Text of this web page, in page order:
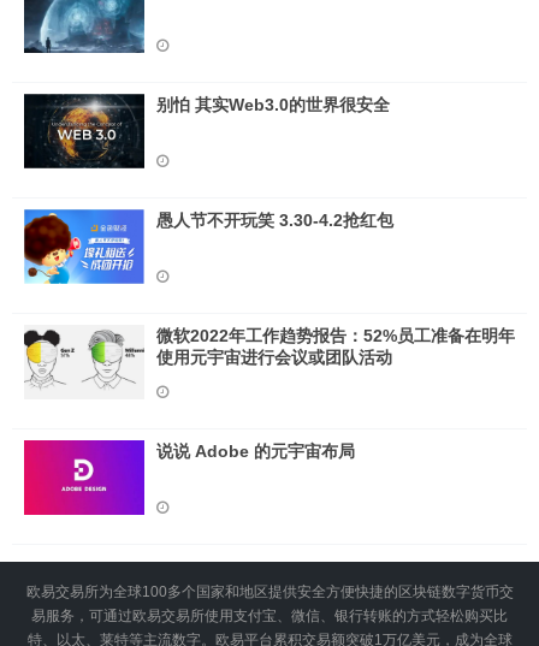
别怕 其实Web3.0的世界很安全
愚人节不开玩笑 3.30-4.2抢红包
微软2022年工作趋势报告：52%员工准备在明年
使用元宇宙进行会议或团队活动
说说 Adob​​e 的元宇宙布局
欧易交易所为全球100多个国家和地区提供安全方便快捷的区块链数字货币交
易服务，可通过欧易交易所使用支付宝、微信、银行转账的方式轻松购买比
特、以太、莱特等主流数字。欧易平台累积交易额突破1万亿美元，成为全球